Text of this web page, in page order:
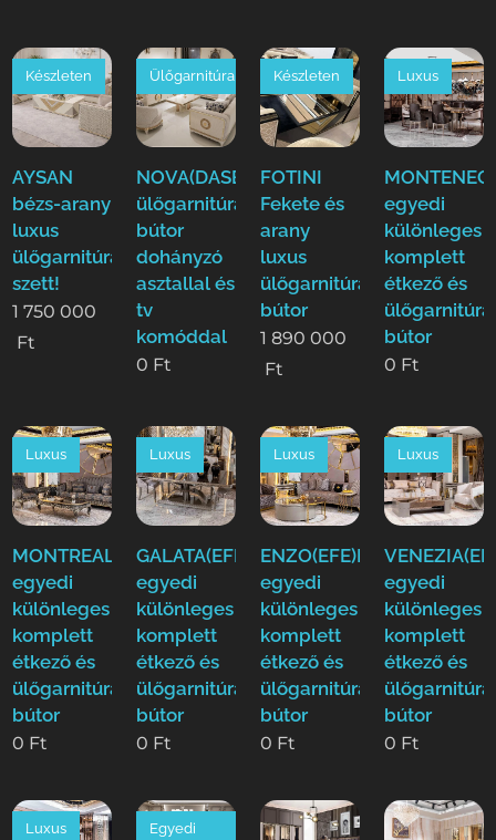
AYSAN
bézs-arany
luxus
ülőgarnitúra
szett!
Készleten
1 750 000
Ft
NOVA(DASE)
ülőgarnitúra
bútor
dohányzó
asztallal és
tv
komóddal
Ülőgarnitúra
0 Ft
FOTINI
Fekete és
arany
luxus
ülőgarnitúra
bútor
Készleten
1 890 000
Ft
egyedi
különleges
komplett
étkező és
ülőgarnitúra
bútor
Luxus
0 Ft
MONTREAL(EFE)Luxus
egyedi
különleges
komplett
étkező és
ülőgarnitúra
bútor
Luxus
0 Ft
GALATA(EFE)Luxus
egyedi
különleges
komplett
étkező és
ülőgarnitúra
bútor
Luxus
0 Ft
ENZO(EFE)Luxus
egyedi
különleges
komplett
étkező és
ülőgarnitúra
bútor
Luxus
0 Ft
egyedi
különleges
komplett
étkező és
ülőgarnitúra
bútor
Luxus
0 Ft
Luxus
Egyedi